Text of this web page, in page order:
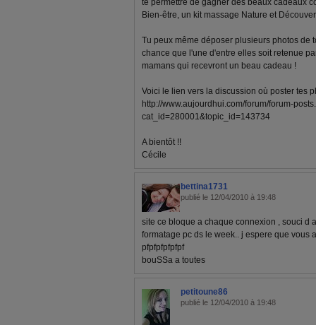
te permettre de gagner des beaux cadeaux
Bien-être, un kit massage Nature et
Tu peux même déposer plusieurs photos de
chance que l'une d'entre elles soit retenue
mamans qui recevront un beau cadeau !
Voici le lien vers la discussion où poster tes
http://www.aujourdhui.com/forum/forum-
cat_id=280001&topic_id=143734
A bientôt !!
Cécile
bettina1731
publié le 12/04/2010 à 19:48
site ce bloque a chaque connexion , souci d
formatage pc ds le week.. j espere que vous
pfpfpfpfpfpf
bouSSa a toutes
petitoune86
publié le 12/04/2010 à 19:48